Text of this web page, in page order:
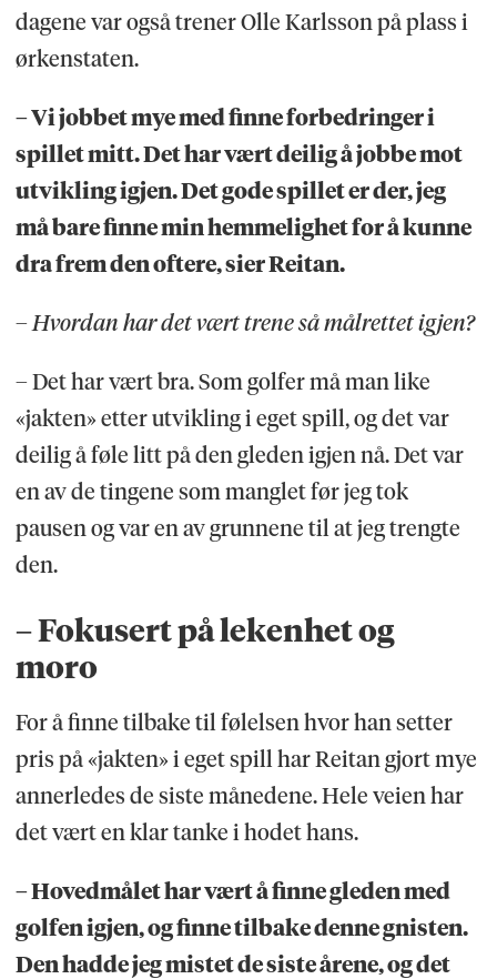
dagene var også trener Olle Karlsson på plass i
ørkenstaten.
– Vi jobbet mye med finne forbedringer i
spillet mitt. Det har vært deilig å jobbe mot
utvikling igjen. Det gode spillet er der, jeg
må bare finne min hemmelighet for å kunne
dra frem den oftere, sier Reitan.
–Hvordan har det vært trene så målrettet igjen?
– Det har vært bra. Som golfer må man like
«jakten» etter utvikling i eget spill, og det var
deilig å føle litt på den gleden igjen nå. Det var
en av de tingene som manglet før jeg tok
pausen og var en av grunnene til at jeg trengte
den.
– Fokusert på lekenhet og
moro
For å finne tilbake til følelsen hvor han setter
pris på «jakten» i eget spill har Reitan gjort mye
annerledes de siste månedene. Hele veien har
det vært en klar tanke i hodet hans.
– Hovedmålet har vært å finne gleden med
golfen igjen, og finne tilbake denne gnisten.
Den hadde jeg mistet de siste årene, og det